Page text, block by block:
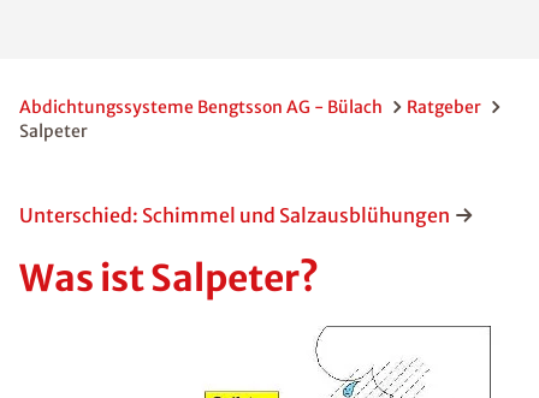
Abdichtungssysteme Bengtsson AG - Bülach
Ratgeber
Salpeter
Unterschied: Schimmel und Salzausblühungen
Was ist Salpeter?